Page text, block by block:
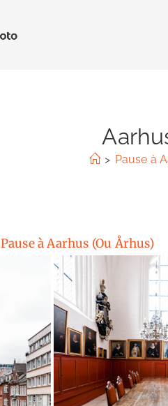
> Pause à
Pause à Aarhus (Ou Århus)